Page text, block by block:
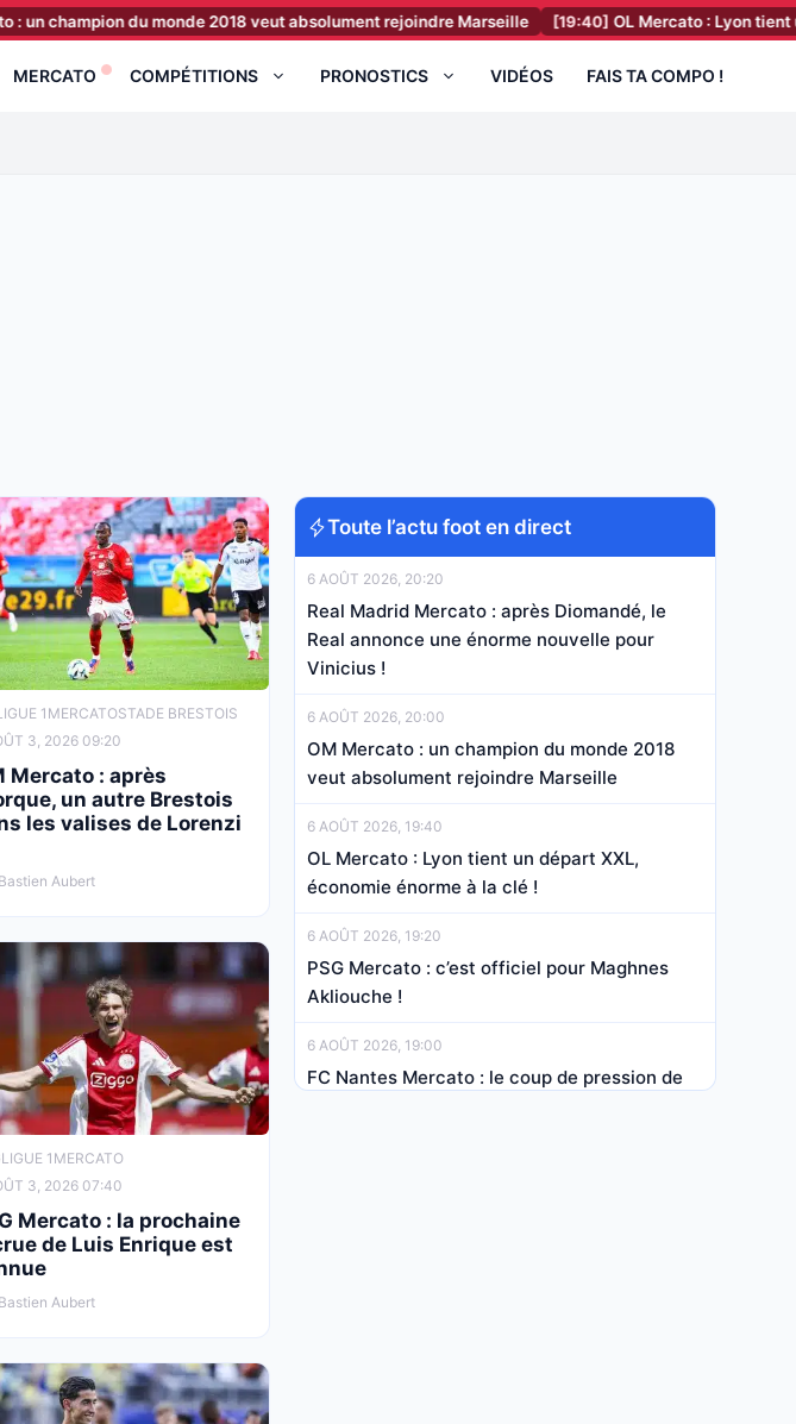
du monde 2018 veut absolument rejoindre Marseille [19:40] OL Mercato : Lyon tient un départ
MERCATO COMPÉTITIONS PRONOSTICS VIDÉOS FAIS TA COMPO !
1 MERCATOSTADE BRESTOIS
3, 2026 09:20
Mercato : après
un autre Brestois
les valises de Lorenzi
Aubert
LIGUE 1 MERCATO
3, 2026 07:40
Mercato : la prochaine
de Luis Enrique est
Aubert
Toute l’actu foot en direct
6 AOÛT 2026, 20:20
Real Madrid Mercato : après Diomandé, le
Real annonce une énorme nouvelle pour
Vinicius !
6 AOÛT 2026, 20:00
OM Mercato : un champion du monde 2018
veut absolument rejoindre Marseille
6 AOÛT 2026, 19:40
OL Mercato : Lyon tient un départ XXL,
économie énorme à la clé !
6 AOÛT 2026, 19:20
PSG Mercato : c’est officiel pour Maghnes
Akliouche !
6 AOÛT 2026, 19:00
FC Nantes Mercato : le coup de pression de